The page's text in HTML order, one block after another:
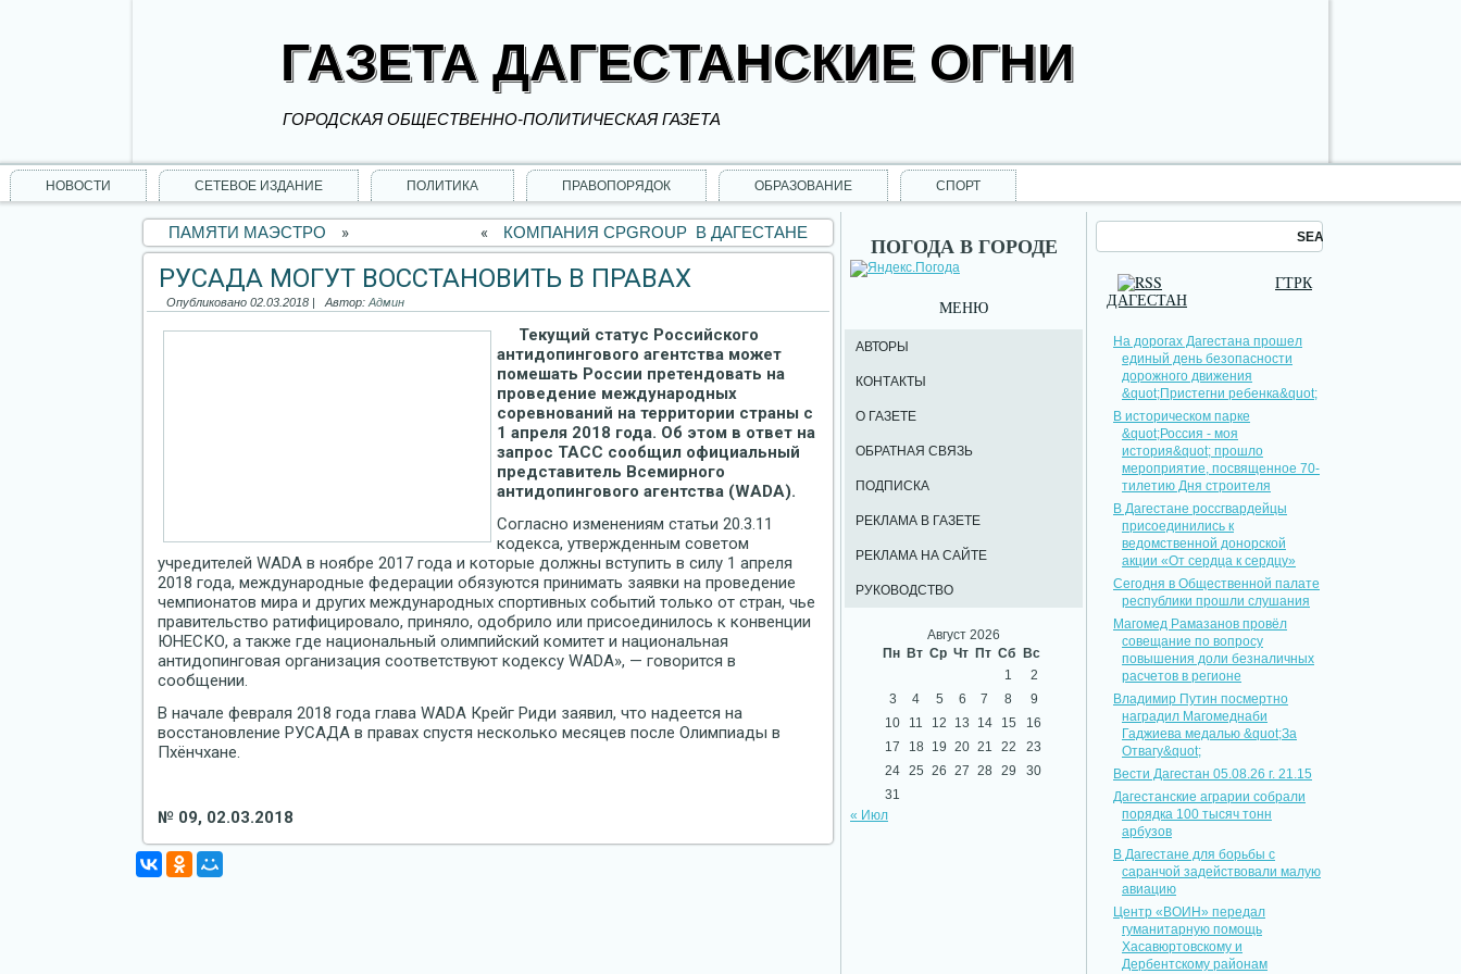
ГАЗЕТА ДАГЕСТАНСКИЕ ОГНИ
ГОРОДСКАЯ ОБЩЕСТВЕННО-ПОЛИТИЧЕСКАЯ ГАЗЕТА
НОВОСТИ СЕТЕВОЕ ИЗДАНИЕ ПОЛИТИКА ПРАВОПОРЯДОК ОБРАЗОВАНИЕ СПОРТ
ПАМЯТИ МАЭСТРО » « КОМПАНИЯ CPGROUP В ДАГЕСТАНЕ
РУСАДА МОГУТ ВОССТАНОВИТЬ В ПРАВАХ
Опубликовано 02.03.2018 | Автор: Админ
Текущий статус Российского
антидопингового агентства может
помешать России претендовать на
проведение международных
соревнований на территории страны с
1 апреля 2018 года. Об этом в ответ на
запрос ТАСС сообщил официальный
представитель Всемирного
антидопингового агентства (WADA).
Согласно изменениям статьи 20.3.11
кодекса, утвержденным советом
учредителей WADA в ноябре 2017 года и которые должны вступить в силу 1 апреля
2018 года, международные федерации обязуются принимать заявки на проведение
чемпионатов мира и других международных спортивных событий только от стран, чье
правительство ратифицировало, приняло, одобрило или присоединилось к конвенции
ЮНЕСКО, а также где национальный олимпийский комитет и национальная
антидопинговая организация соответствуют кодексу WADA», — говорится в
сообщении.
В начале февраля 2018 года глава WADA Крейг Риди заявил, что надеется на
восстановление РУСАДА в правах спустя несколько месяцев после Олимпиады в
Пхёнчхане.
№ 09, 02.03.2018
ПОГОДА В ГОРОДЕ
МЕНЮ
АВТОРЫ
КОНТАКТЫ
О ГАЗЕТЕ
ОБРАТНАЯ СВЯЗЬ
ПОДПИСКА
РЕКЛАМА В ГАЗЕТЕ
РЕКЛАМА НА САЙТЕ
РУКОВОДСТВО
Август 2026
Пн Вт Ср Чт Пт Сб
Вс
1
2
3
4 5 6 7 8
9
10
11 12 13 14 15
16
17
18 19 20 21 22
23
24 25 26 27 28 29
30
31
« Июл
ГТРК
ДАГЕСТАН
На дорогах Дагестана прошел
единый день безопасности
дорожного движения
&quot;Пристегни ребенка&quot;
В историческом парке
&quot;Россия - моя
история&quot; прошло
мероприятие, посвященное 70-
тилетию Дня строителя
В Дагестане россгвардейцы
присоединились к
ведомственной донорской
акции «От сердца к сердцу»
Сегодня в Общественной палате
республики прошли слушания
Магомед Рамазанов провёл
совещание по вопросу
повышения доли безналичных
расчетов в регионе
Владимир Путин посмертно
наградил Магомеднаби
Гаджиева медалью &quot;За
Отвагу&quot;
Вести Дагестан 05.08.26 г. 21.15
Дагестанские аграрии собрали
порядка 100 тысяч тонн
арбузов
В Дагестане для борьбы с
саранчой задействовали малую
авиацию
Центр «ВОИН» передал
гуманитарную помощь
Хасавюртовскому и
Дербентскому районам